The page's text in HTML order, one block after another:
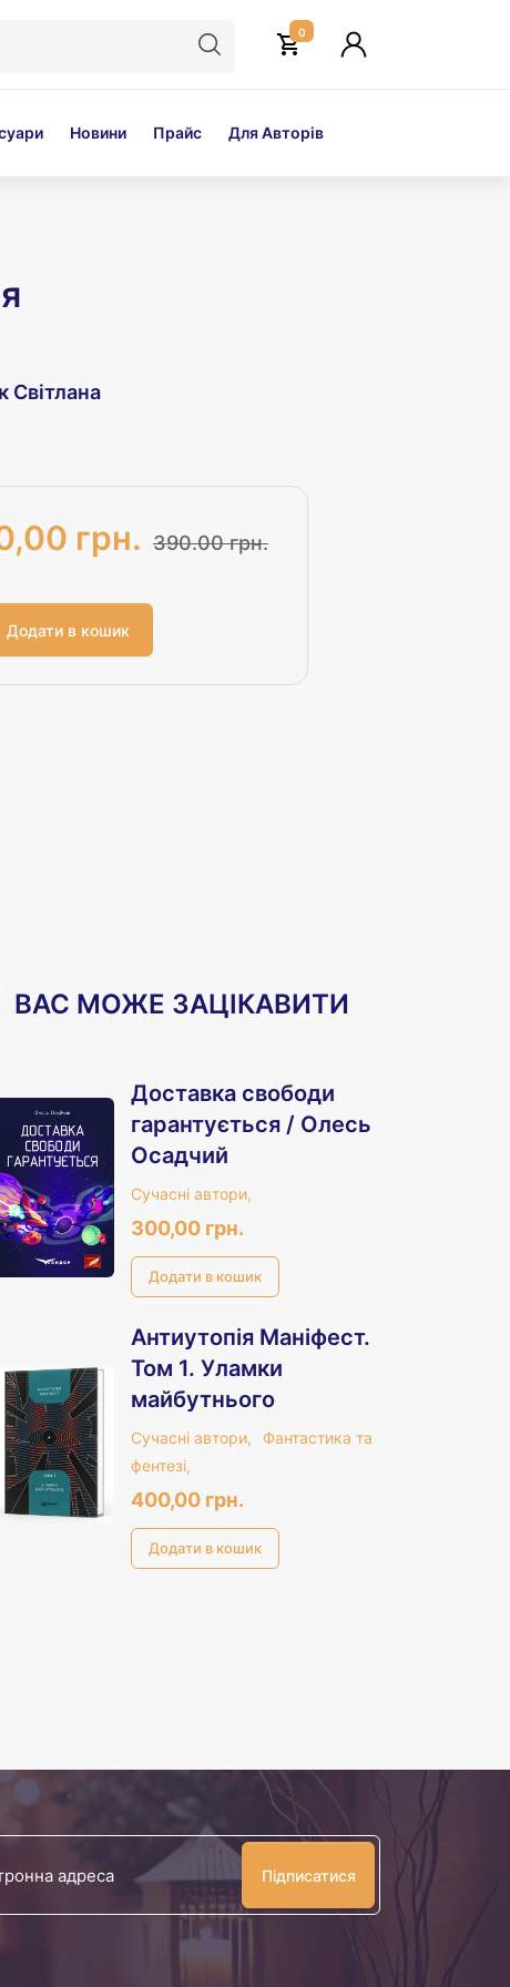
0
Новини Прайс Для Авторів
Світлана
грн. 390.00 грн.
ВАС МОЖЕ ЗАЦІКАВИТИ
Доставка свободи
гарантується / Олесь
Осадчий
Сучасні автори,
300,00 грн.
Антиутопія Маніфест.
Том 1. Уламки
майбутнього
Сучасні автори,
Фантастика та
фентезі,
400,00 грн.
Ваша
електронна
адреса